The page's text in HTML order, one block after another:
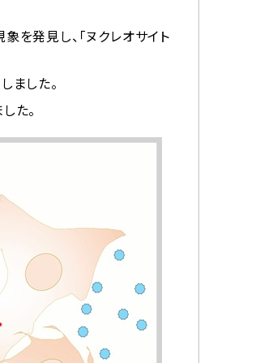
発見し、「ヌクレオサイト
ました。
た。